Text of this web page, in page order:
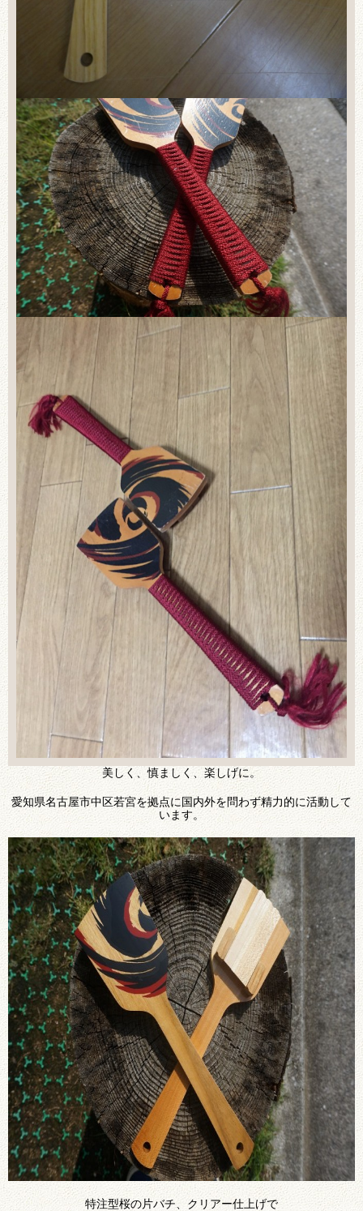
美しく、慎ましく、楽しげに。
愛知県名古屋市中区若宮を拠点に国内外を問わず精力的に活動して
います。
特注型桜の片バチ、クリアー仕上げで